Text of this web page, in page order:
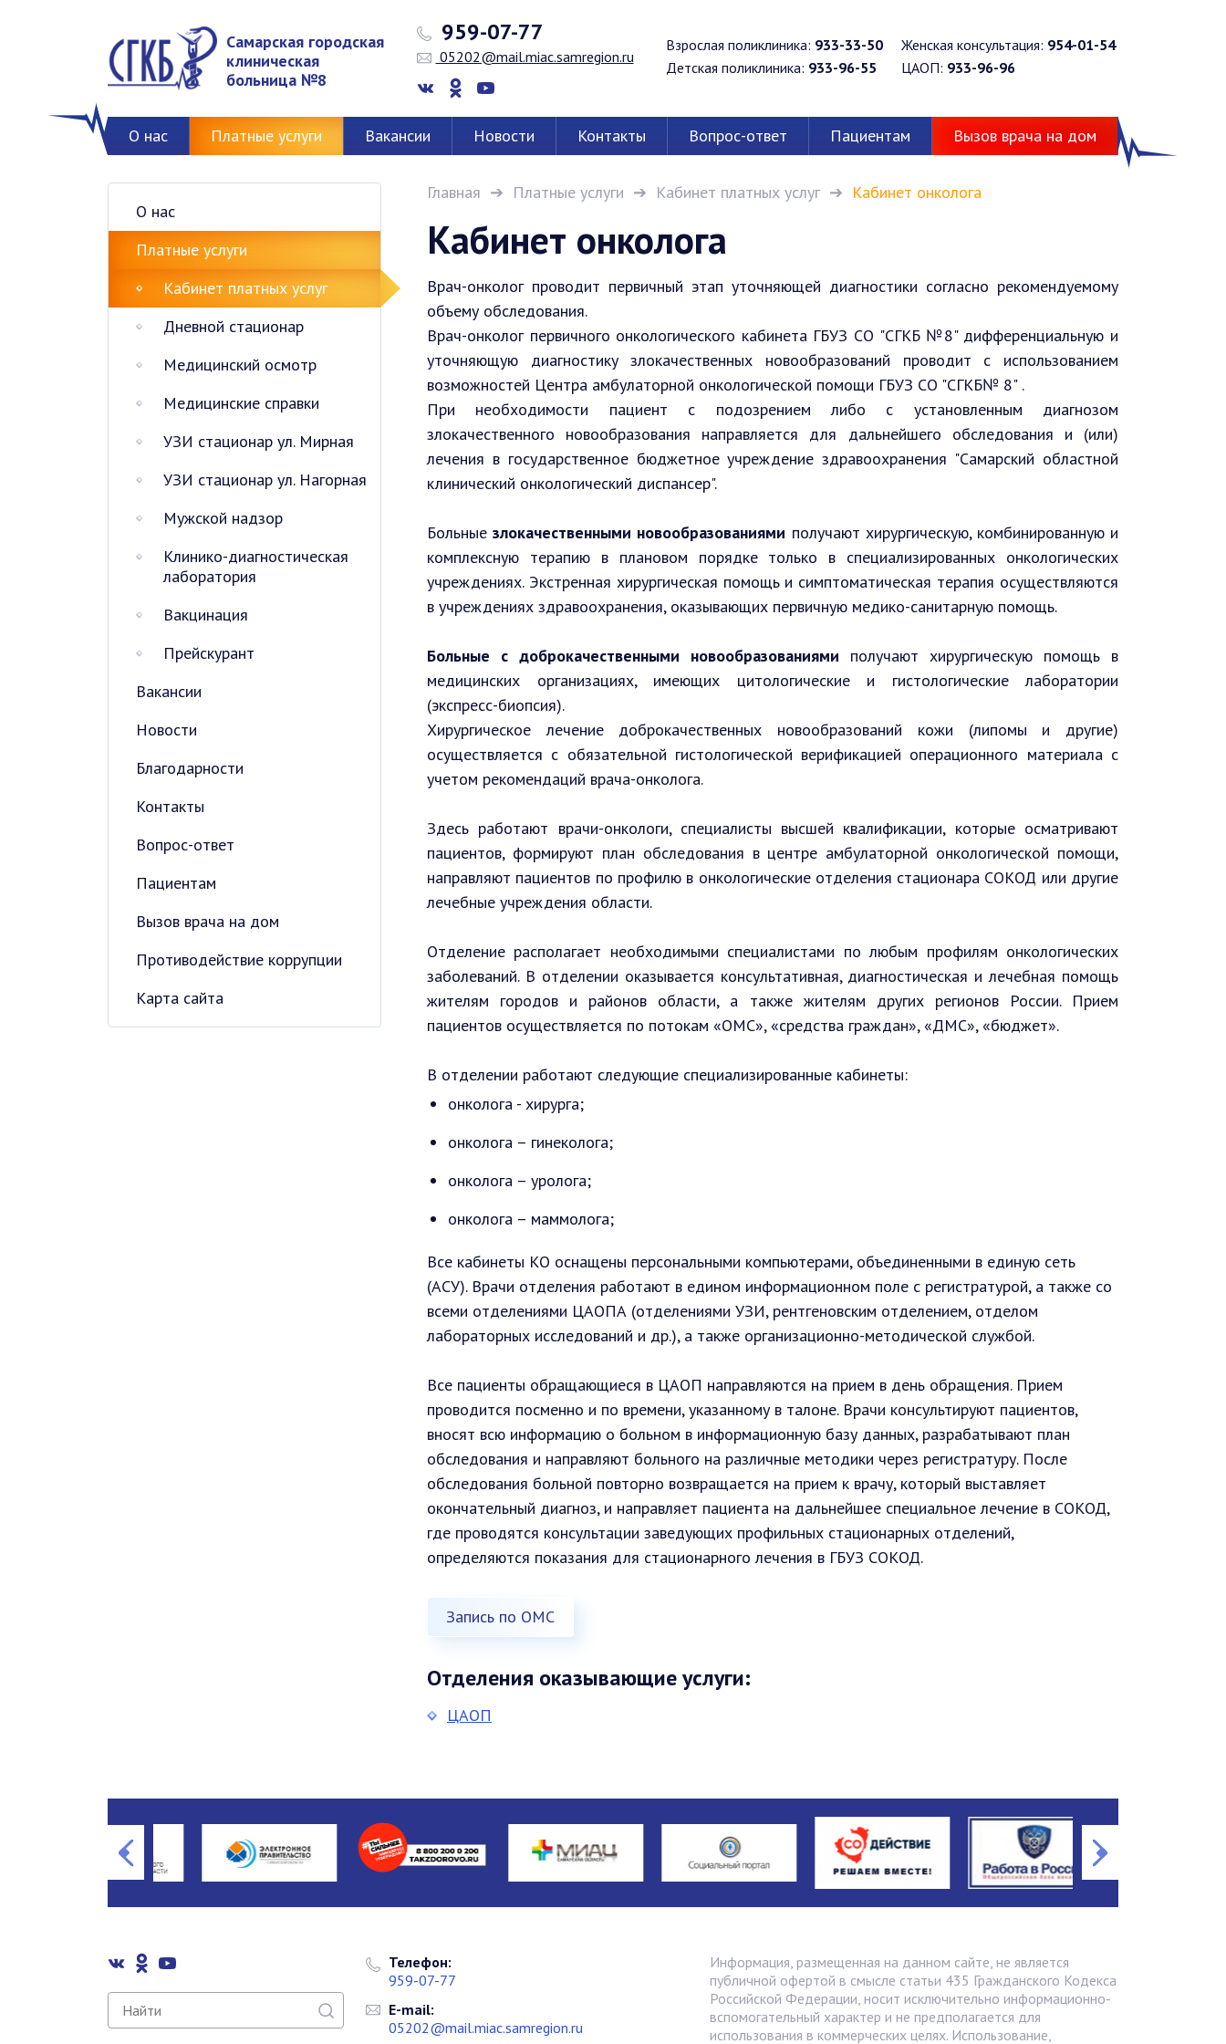
Самарская городская
клиническая
больница №8
959-07-77
05202@mail.miac.samregion.ru
Взрослая поликлиника: 933-33-50
Детская поликлиника: 933-96-55
Женская консультация: 954-01-54
ЦАОП: 933-96-96
О нас Платные услуги Вакансии Новости Контакты Вопрос-ответ Пациентам Вызов врача на дом
О нас
Платные услуги
Кабинет платных услуг
Дневной стационар
Медицинский осмотр
Медицинские справки
УЗИ стационар ул. Мирная
УЗИ стационар ул. Нагорная
Мужской надзор
Клинико-диагностическая
лаборатория
Вакцинация
Прейскурант
Вакансии
Новости
Благодарности
Контакты
Вопрос-ответ
Пациентам
Вызов врача на дом
Противодействие коррупции
Карта сайта
Главная Платные услуги Кабинет платных услуг Кабинет онколога
Кабинет онколога
Врач-онколог проводит первичный этап уточняющей диагностики согласно рекомендуемому
объему обследования.
Врач-онколог первичного онкологического кабинета ГБУЗ СО "СГКБ №8" дифференциальную и
уточняющую диагностику злокачественных новообразований проводит с использованием
возможностей Центра амбулаторной онкологической помощи ГБУЗ СО "СГКБ№ 8" .
При необходимости пациент с подозрением либо с установленным диагнозом
злокачественного новообразования направляется для дальнейшего обследования и (или)
лечения в государственное бюджетное учреждение здравоохранения "Самарский областной
клинический онкологический диспансер".
Больныезлокачественными новообразованиями получают хирургическую, комбинированную и
комплексную терапию в плановом порядке только в специализированных онкологических
учреждениях. Экстренная хирургическая помощь и симптоматическая терапия осуществляются
в учреждениях здравоохранения, оказывающих первичную медико-санитарную помощь.
Больные с доброкачественными новообразованиями получают хирургическую помощь в
медицинских организациях, имеющих цитологические и гистологические лаборатории
(экспресс-биопсия).
Хирургическое лечение доброкачественных новообразований кожи (липомы и другие)
осуществляется с обязательной гистологической верификацией операционного материала с
учетом рекомендаций врача-онколога.
Здесь работают врачи-онкологи, специалисты высшей квалификации, которые осматривают
пациентов, формируют план обследования в центре амбулаторной онкологической помощи,
направляют пациентов по профилю в онкологические отделения стационара СОКОД или другие
лечебные учреждения области.
Отделение располагает необходимыми специалистами по любым профилям онкологических
заболеваний. В отделении оказывается консультативная, диагностическая и лечебная помощь
жителям городов и районов области, а также жителям других регионов России. Прием
пациентов осуществляется по потокам «ОМС», «средства граждан», «ДМС», «бюджет».
В отделении работают следующие специализированные кабинеты:
онколога - хирурга;
онколога – гинеколога;
онколога – уролога;
онколога – маммолога;
Все кабинеты КО оснащены персональными компьютерами, объединенными в единую сеть
(АСУ). Врачи отделения работают в едином информационном поле с регистратурой, а также со
всеми отделениями ЦАОПА (отделениями УЗИ, рентгеновским отделением, отделом
лабораторных исследований и др.), а также организационно-методической службой.
Все пациенты обращающиеся в ЦАОП направляются на прием в день обращения. Прием
проводится посменно и по времени, указанному в талоне. Врачи консультируют пациентов,
вносят всю информацию о больном в информационную базу данных, разрабатывают план
обследования и направляют больного на различные методики через регистратуру. После
обследования больной повторно возвращается на прием к врачу, который выставляет
окончательный диагноз, и направляет пациента на дальнейшее специальное лечение в СОКОД,
где проводятся консультации заведующих профильных стационарных отделений,
определяются показания для стационарного лечения в ГБУЗ СОКОД.
Запись по ОМС
Отделения оказывающие услуги:
ЦАОП
Телефон:
959-07-77
E-mail:
05202@mail.miac.samregion.ru
Информация, размещенная на данном сайте, не является
публичной офертой в смысле статьи 435 Грaжданского Кодекса
Российской Федерации, носит исключительно информационно-
вспомогательный характер и не предполагается для
использования в коммерческих целях. Использование,